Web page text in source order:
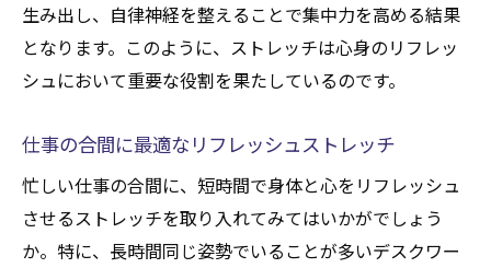
生み出し、自律神経を整えることで集中力を高める結果
となります。このように、ストレッチは心身のリフレッ
シュにおいて重要な役割を果たしているのです。
仕事の合間に最適なリフレッシュストレッチ
忙しい仕事の合間に、短時間で身体と心をリフレッシュ
させるストレッチを取り入れてみてはいかがでしょう
か。特に、長時間同じ姿勢でいることが多いデスクワー